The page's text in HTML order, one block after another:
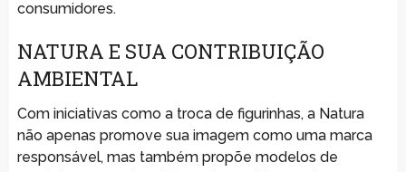
consumidores.
NATURA E SUA CONTRIBUIÇÃO
AMBIENTAL
Com iniciativas como a troca de figurinhas, a Natura
não apenas promove sua imagem como uma marca
responsável, mas também propõe modelos de